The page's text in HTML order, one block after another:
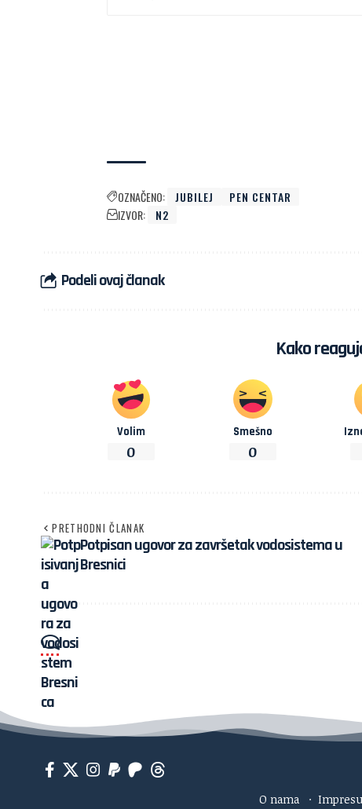
OZNAČENO: JUBILEJ
PEN CENTAR
IZVOR:
N2
Podeli ovaj članak
Kako
Volim
0
Smešno
0
PRETHODNI ČLANAK
Potpisan ugovor za završetak vodosistema u
Bresnici
O nama ·